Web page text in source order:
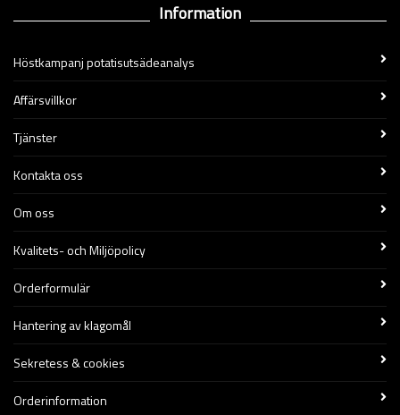
Information
Höstkampanj potatisutsädeanalys
Affärsvillkor
Tjänster
Kontakta oss
Om oss
Kvalitets- och Miljöpolicy
Orderformulär
Hantering av klagomål
Sekretess & cookies
Orderinformation